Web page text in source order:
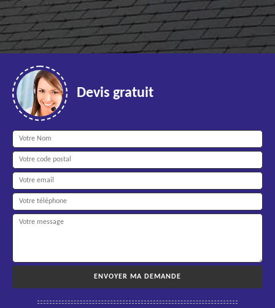
Devis gratuit